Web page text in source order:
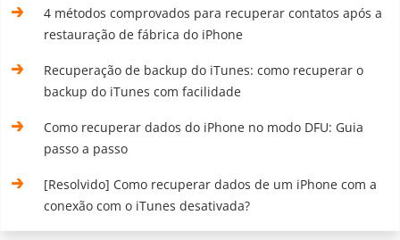
4 métodos comprovados para recuperar contatos após a
restauração de fábrica do iPhone
Recuperação de backup do iTunes: como recuperar o
backup do iTunes com facilidade
Como recuperar dados do iPhone no modo DFU: Guia
passo a passo
[Resolvido] Como recuperar dados de um iPhone com a
conexão com o iTunes desativada?